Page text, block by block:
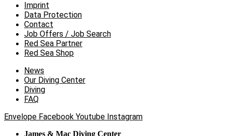
Imprint
Data Protection
Contact
Job Offers / Job Search
Red Sea Partner
Red Sea Shop
News
Our Diving Center
Diving
FAQ
Envelope Facebook Youtube Instagram
James & Mac Diving Center